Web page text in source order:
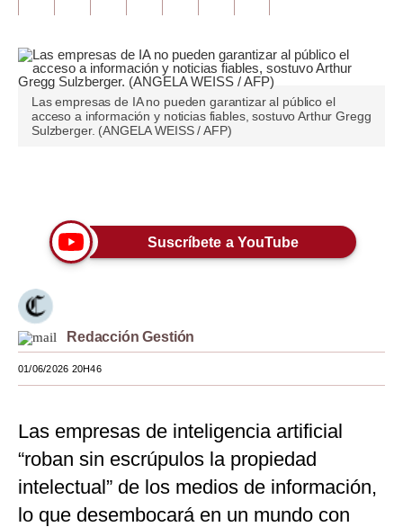
Opinión
Editorial
Pregunta de hoy
Blogs
Viajes
Moda
Estilos
Mundo
EEUU
Internacional
Tecnología
Las empresas de IA no pueden garantizar al público el
acceso a información y noticias fiables, sostuvo Arthur Gregg
Sulzberger. (ANGELA WEISS / AFP)
Suscríbete a YouTube
Redacción Gestión
01/06/2026 20H46
Las empresas de inteligencia artificial
“roban sin escrúpulos la propiedad
intelectual” de los medios de información,
lo que desembocará en un mundo con